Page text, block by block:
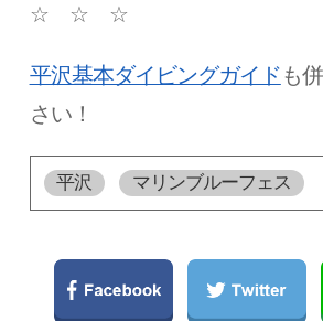
☆ ☆ ☆
平沢基本ダイビングガイドも
さい！
平沢 マリンブルーフェス